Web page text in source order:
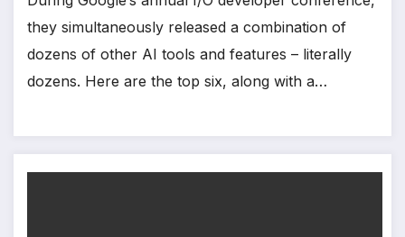
they simultaneously released a combination of
dozens of other AI tools and features – literally
dozens. Here are the top six, along with a…